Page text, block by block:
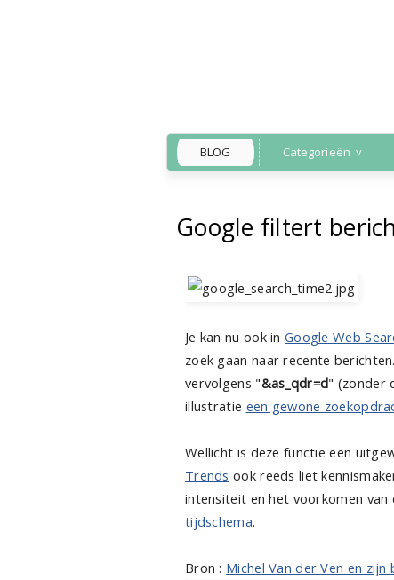
BLOG Categorieën
Back to Home»
Google filtert
Je kan nu ook in Google Web
zoek gaan naar recente
vervolgens "&as_qdr=d" (zonder
illustratie een gewone
Wellicht is deze functie een
Trends ook reeds liet
intensiteit en het voorkomen
tijdschema.
Bron : Michel Van der Ven en